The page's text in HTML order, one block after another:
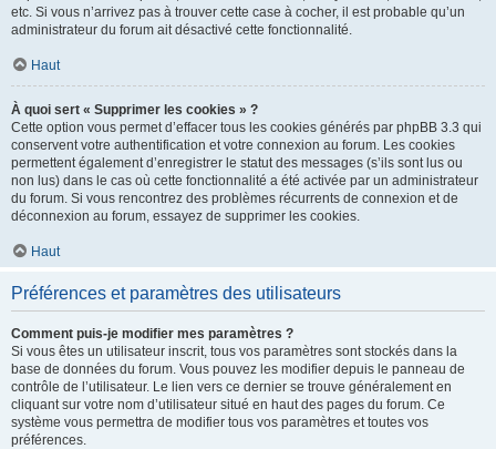
etc. Si vous n’arrivez pas à trouver cette case à cocher, il est probable qu’un
administrateur du forum ait désactivé cette fonctionnalité.
Haut
À quoi sert « Supprimer les cookies » ?
Cette option vous permet d’effacer tous les cookies générés par phpBB 3.3 qui
conservent votre authentification et votre connexion au forum. Les cookies
permettent également d’enregistrer le statut des messages (s’ils sont lus ou
non lus) dans le cas où cette fonctionnalité a été activée par un administrateur
du forum. Si vous rencontrez des problèmes récurrents de connexion et de
déconnexion au forum, essayez de supprimer les cookies.
Haut
Préférences et paramètres des utilisateurs
Comment puis-je modifier mes paramètres ?
Si vous êtes un utilisateur inscrit, tous vos paramètres sont stockés dans la
base de données du forum. Vous pouvez les modifier depuis le panneau de
contrôle de l’utilisateur. Le lien vers ce dernier se trouve généralement en
cliquant sur votre nom d’utilisateur situé en haut des pages du forum. Ce
système vous permettra de modifier tous vos paramètres et toutes vos
préférences.